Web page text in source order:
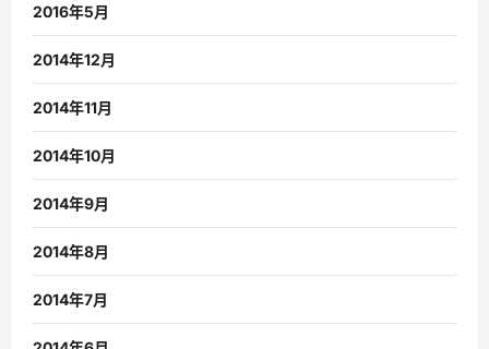
2016年5月
2014年12月
2014年11月
2014年10月
2014年9月
2014年8月
2014年7月